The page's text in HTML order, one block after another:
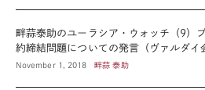
畔蒜泰助のユーラシア・ウォッチ（9）
約締結問題についての発言（ヴァルダイ
November 1, 2018 畔蒜 泰助